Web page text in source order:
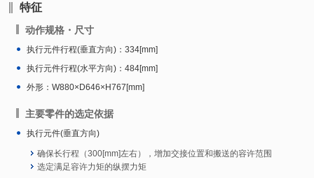
特征
动作规格・尺寸
执行元件行程(垂直方向)：334[mm]
执行元件行程(水平方向)：484[mm]
外形：W880×D646×H767[mm]
主要零件的选定依据
执行元件(垂直方向)
确保长行程（300[mm]左右），增加交接位置和搬送的容许范围
选定满足容许力矩的纵摆力矩